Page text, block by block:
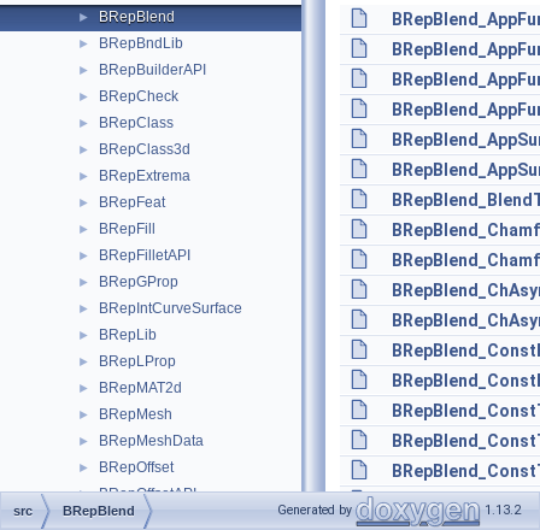
► BRepBlend
► BRepBndLib
► BRepBuilderAPI
► BRepCheck
► BRepClass
► BRepClass3d
► BRepExtrema
► BRepFeat
► BRepFill
► BRepFilletAPI
► BRepGProp
► BRepIntCurveSurface
► BRepLib
► BRepLProp
► BRepMAT2d
► BRepMesh
► BRepMeshData
► BRepOffset
► BRepOffsetAPI
► BRepPreviewAPI
src BRepBlend Generated by 1.13.2